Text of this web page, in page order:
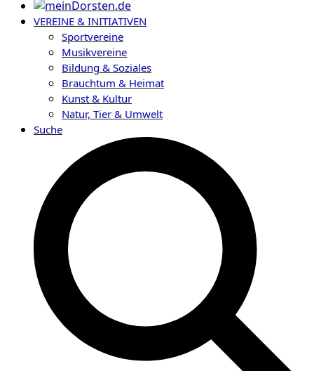
VEREINE & INITIATIVEN
Sportvereine
Musikvereine
Bildung & Soziales
Brauchtum & Heimat
Kunst & Kultur
Natur, Tier & Umwelt
Suche